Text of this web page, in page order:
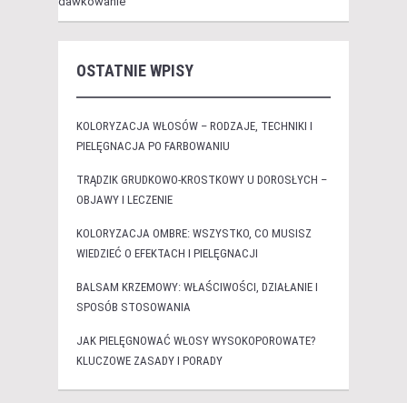
OSTATNIE WPISY
KOLORYZACJA WŁOSÓW – RODZAJE, TECHNIKI I
PIELĘGNACJA PO FARBOWANIU
TRĄDZIK GRUDKOWO-KROSTKOWY U DOROSŁYCH –
OBJAWY I LECZENIE
KOLORYZACJA OMBRE: WSZYSTKO, CO MUSISZ
WIEDZIEĆ O EFEKTACH I PIELĘGNACJI
BALSAM KRZEMOWY: WŁAŚCIWOŚCI, DZIAŁANIE I
SPOSÓB STOSOWANIA
JAK PIELĘGNOWAĆ WŁOSY WYSOKOPOROWATE?
KLUCZOWE ZASADY I PORADY